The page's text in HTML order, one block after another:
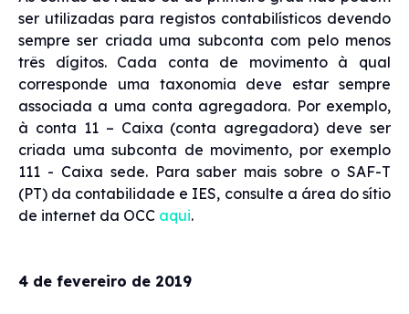
ser utilizadas para registos contabilísticos devendo
sempre ser criada uma subconta com pelo menos
três dígitos. Cada conta de movimento à qual
corresponde uma taxonomia deve estar sempre
associada a uma conta agregadora. Por exemplo,
à conta 11 – Caixa (conta agregadora) deve ser
criada uma subconta de movimento, por exemplo
111 - Caixa sede. Para saber mais sobre o SAF-T
(PT) da contabilidade e IES, consulte a área do sítio
de internet da OCC aqui.
4 de fevereiro de 2019